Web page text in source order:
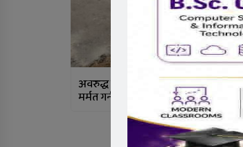
अवरुद्ध दाउन्ने सडक सुचारु गर्न पहल,
मर्मत गर्न ६/७ घण्टा लाग्न सक्ने